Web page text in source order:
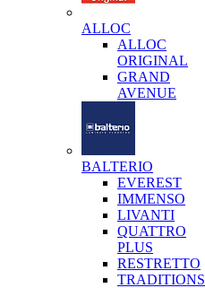
ALLOC
ALLOC
ORIGINAL
GRAND
AVENUE
BALTERIO
EVEREST
IMMENSO
LIVANTI
QUATTRO
PLUS
RESTRETTO
TRADITIONS